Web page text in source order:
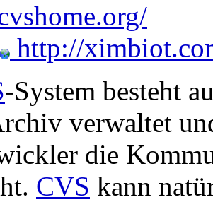
http://
-System besteht
verwaltet
die
CVS kann